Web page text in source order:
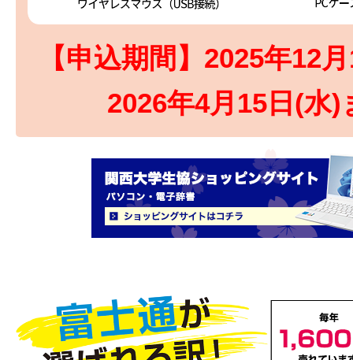
【申込期間】2025年12
2026年4月15日(水)